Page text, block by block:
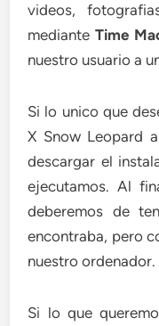
videos,
medianteTime
nuestro usuario a
Si lo unico que
X Snow Leopard
descargar el
ejecutamos. Al
deberemos de
encontraba, pero
nuestro ordenador.
Si lo que